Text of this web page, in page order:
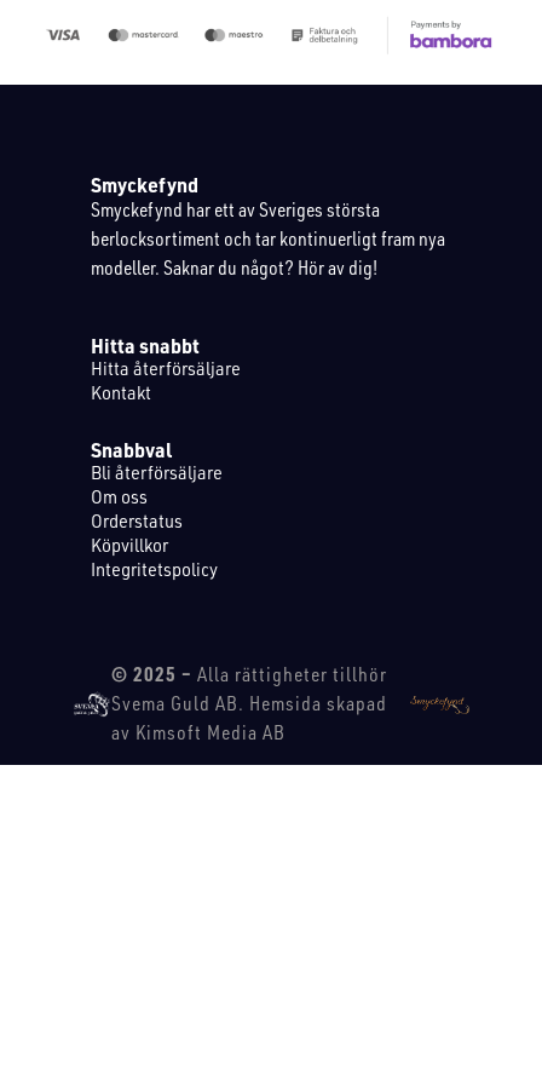
Smyckefynd
Smyckefynd har ett av Sveriges största
berlocksortiment och tar kontinuerligt fram nya
modeller. Saknar du något? Hör av dig!
Hitta snabbt
Hitta återförsäljare
Kontakt
Snabbval
Bli återförsäljare
Om oss
Orderstatus
Köpvillkor
Integritetspolicy
© 2025 – Alla rättigheter tillhör
Svema Guld AB. Hemsida skapad
av Kimsoft Media AB